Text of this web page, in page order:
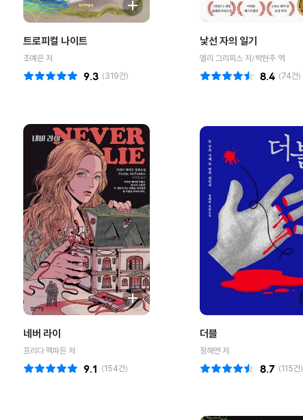
트로피컬 나이트
조예은 저
(319건)
9.3
낯선 자의 일기
엘리 그리피스 저/박현주 역
(74건)
8.4
네버 라이
프리다 맥파든 저
(154건)
9.1
더블
정해연 저
(115건)
8.7